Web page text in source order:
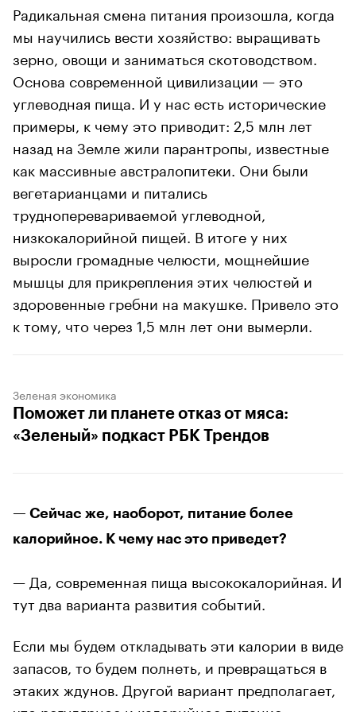
Радикальная смена питания произошла, когда
мы научились вести хозяйство: выращивать
зерно, овощи и заниматься скотоводством.
Основа современной цивилизации — это
углеводная пища. И у нас есть исторические
примеры, к чему это приводит: 2,5 млн лет
назад на Земле жили парантропы, известные
как массивные австралопитеки. Они были
вегетарианцами и питались
трудноперевариваемой углеводной,
низкокалорийной пищей. В итоге у них
выросли громадные челюсти, мощнейшие
мышцы для прикрепления этих челюстей и
здоровенные гребни на макушке. Привело это
к тому, что через 1,5 млн лет они вымерли.
Зеленая экономика
Поможет ли планете отказ от мяса:
«Зеленый» подкаст РБК Трендов
— Сейчас же, наоборот, питание более
калорийное. К чему нас это приведет?
— Да, современная пища высококалорийная. И
тут два варианта развития событий.
Если мы будем откладывать эти калории в виде
запасов, то будем полнеть, и превращаться в
этаких ждунов. Другой вариант предполагает,